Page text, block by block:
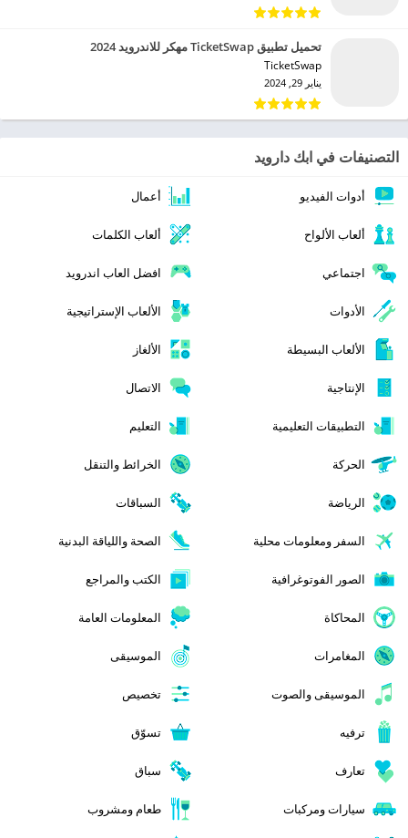
تحميل تطبيق TicketSwap مهكر للاندرويد 2024
TicketSwap‏
يناير 29, 2024
التصنيفات في ابك دارويد
أدوات الفيديو أعمال
ألعاب الألواح ألعاب الكلمات
اجتماعي افضل العاب اندرويد
الأدوات الألعاب الإستراتيجية
الألعاب البسيطة الألغاز
الإنتاجية الاتصال
التطبيقات التعليمية التعليم
الحركة الخرائط والتنقل
الرياضة السباقات
السفر ومعلومات محلية الصحة واللياقة البدنية
الصور الفوتوغرافية الكتب والمراجع
المحاكاة المعلومات العامة
المغامرات الموسيقى
الموسيقى والصوت تخصيص
ترفيه تسوّق
تعارف سباق
سيارات ومركبات طعام ومشروب